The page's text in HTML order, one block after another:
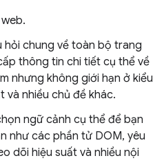
hỏi chung về toàn bộ trang
thông tin chi tiết cụ thể về
nhưng không giới hạn ở kiểu
và nhiều chủ đề khác.
ngữ cảnh cụ thể để bạn
như các phần tử DOM, yêu
dõi hiệu suất và nhiều nội